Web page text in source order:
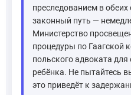
преследованием в
законный путь —
Министерство
процедуры по Гаагской
польского адвоката
ребёнка. Не пытайтесь
это приведёт к